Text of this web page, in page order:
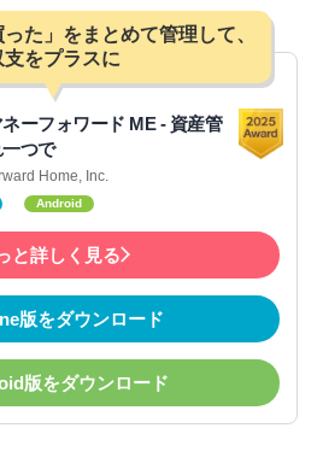
った」をまとめて管理して、
支をプラスに
ーフォワード ME - 資産管
つで
Home, Inc.
Android
と詳しく見る
版をダウンロード
版をダウンロード